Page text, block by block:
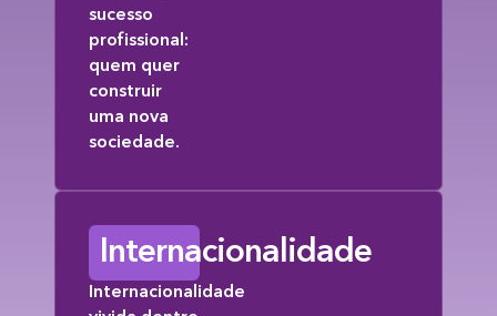
sucesso
profissional:
quem quer
construir
uma nova
sociedade.
Internacionalidade
Internacionalidade